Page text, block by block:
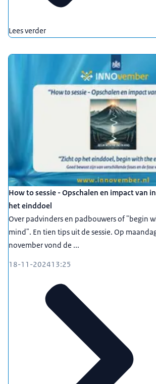
Lees verder
How to sessie - Opschalen en impact van
het einddoel
Over padvinders en padbouwers of "begin
mind". En tien tips uit de sessie. Op
november vond de ...
18-11-202413:25